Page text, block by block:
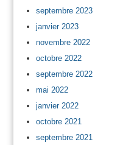
septembre 2023
janvier 2023
novembre 2022
octobre 2022
septembre 2022
mai 2022
janvier 2022
octobre 2021
septembre 2021